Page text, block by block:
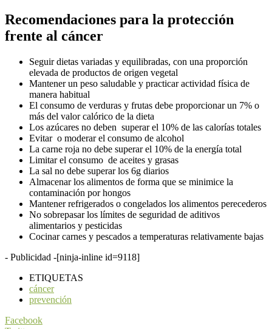
Recomendaciones para la protección
frente al cáncer
Seguir dietas variadas y equilibradas, con una proporción
elevada de productos de origen vegetal
Mantener un peso saludable y practicar actividad física de
manera habitual
El consumo de verduras y frutas debe proporcionar un 7% o
más del valor calórico de la dieta
Los azúcares no deben superar el 10% de las calorías totales
Evitar o moderar el consumo de alcohol
La carne roja no debe superar el 10% de la energía total
Limitar el consumo de aceites y grasas
La sal no debe superar los 6g diarios
Almacenar los alimentos de forma que se minimice la
contaminación por hongos
Mantener refrigerados o congelados los alimentos perecederos
No sobrepasar los límites de seguridad de aditivos
alimentarios y pesticidas
Cocinar carnes y pescados a temperaturas relativamente bajas
- Publicidad -[ninja-inline id=9118]
ETIQUETAS
cáncer
prevención
Facebook